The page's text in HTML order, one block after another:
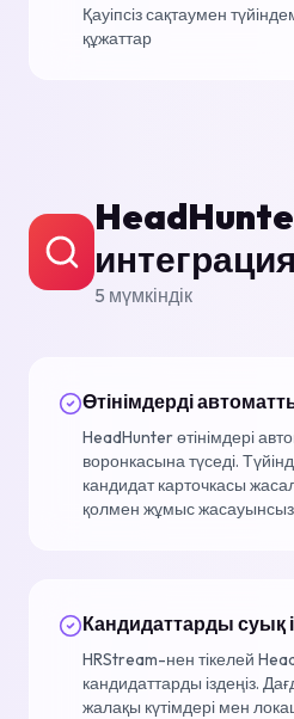
Қауіпсіз сақтаумен
құжаттар
5 мүмкіндік
Өтінімдерді
HeadHunter өтінімдері
воронкасына түседі.
кандидат карточкасы
қолмен жұмыс жасауынсыз
Кандидаттарды суық
HRStream-нен тікелей
кандидаттарды іздеңіз.
жалақы күтімдері мен